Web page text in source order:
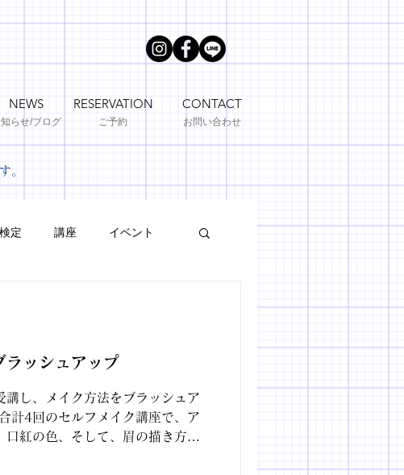
NEWS RESERVATION CONTACT
らせ​/ブログ ご予約 お問い合わせ
。
定 講座 イベント
ラッシュアップ
講し、メイク方法をブラッシュア
計4回のセルフメイク講座で、ア
紅の色、そして、眉の描き方、